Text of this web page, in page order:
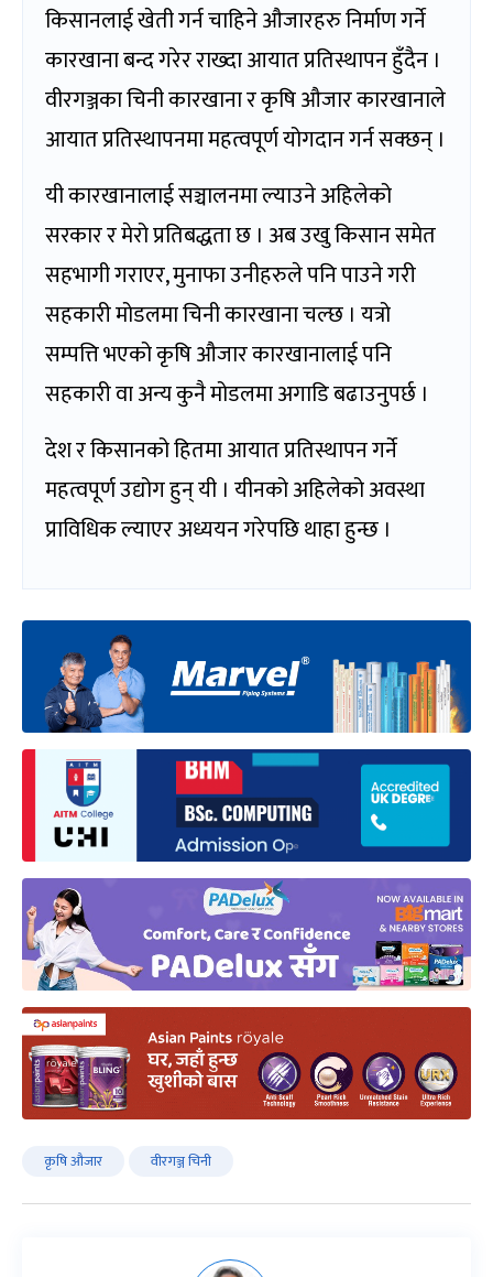
किसानलाई खेती गर्न चाहिने औजारहरु निर्माण गर्ने
कारखाना बन्द गरेर राख्दा आयात प्रतिस्थापन हुँदैन ।
वीरगञ्जका चिनी कारखाना र कृषि औजार कारखानाले
आयात प्रतिस्थापनमा महत्वपूर्ण योगदान गर्न सक्छन् ।
यी कारखानालाई सञ्चालनमा ल्याउने अहिलेको
सरकार र मेरो प्रतिबद्धता छ । अब उखु किसान समेत
सहभागी गराएर, मुनाफा उनीहरुले पनि पाउने गरी
सहकारी मोडलमा चिनी कारखाना चल्छ । यत्रो
सम्पत्ति भएको कृषि औजार कारखानालाई पनि
सहकारी वा अन्य कुनै मोडलमा अगाडि बढाउनुपर्छ ।
देश र किसानको हितमा आयात प्रतिस्थापन गर्ने
महत्वपूर्ण उद्योग हुन् यी । यीनको अहिलेको अवस्था
प्राविधिक ल्याएर अध्ययन गरेपछि थाहा हुन्छ ।
कृषि औजार वीरगञ्ज चिनी